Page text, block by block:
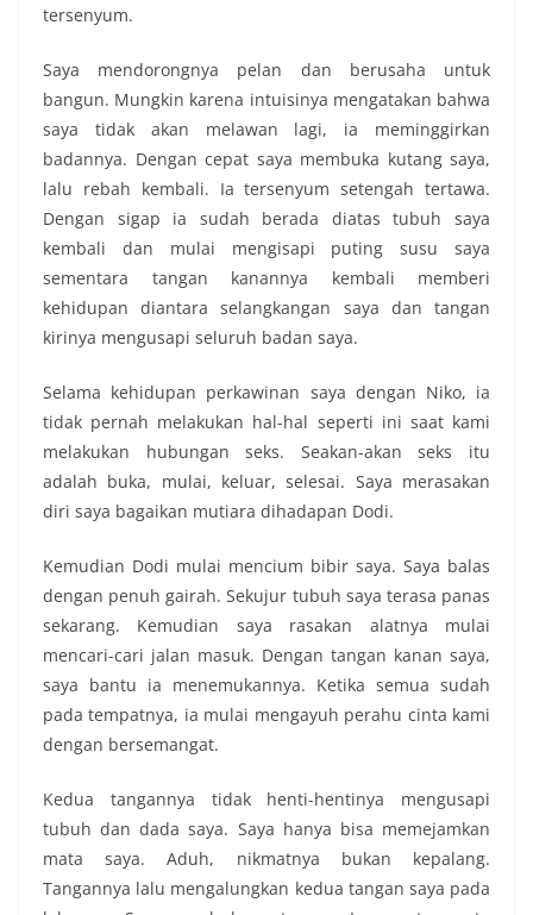
tersenyum.
Saya mendorongnya pelan dan berusaha untuk
bangun. Mungkin karena intuisinya mengatakan bahwa
saya tidak akan melawan lagi, ia meminggirkan
badannya. Dengan cepat saya membuka kutang saya,
lalu rebah kembali. Ia tersenyum setengah tertawa.
Dengan sigap ia sudah berada diatas tubuh saya
kembali dan mulai mengisapi puting susu saya
sementara tangan kanannya kembali memberi
kehidupan diantara selangkangan saya dan tangan
kirinya mengusapi seluruh badan saya.
Selama kehidupan perkawinan saya dengan Niko, ia
tidak pernah melakukan hal-hal seperti ini saat kami
melakukan hubungan seks. Seakan-akan seks itu
adalah buka, mulai, keluar, selesai. Saya merasakan
diri saya bagaikan mutiara dihadapan Dodi.
Kemudian Dodi mulai mencium bibir saya. Saya balas
dengan penuh gairah. Sekujur tubuh saya terasa panas
sekarang. Kemudian saya rasakan alatnya mulai
mencari-cari jalan masuk. Dengan tangan kanan saya,
saya bantu ia menemukannya. Ketika semua sudah
pada tempatnya, ia mulai mengayuh perahu cinta kami
dengan bersemangat.
Kedua tangannya tidak henti-hentinya mengusapi
tubuh dan dada saya. Saya hanya bisa memejamkan
mata saya. Aduh, nikmatnya bukan kepalang.
Tangannya lalu mengalungkan kedua tangan saya pada